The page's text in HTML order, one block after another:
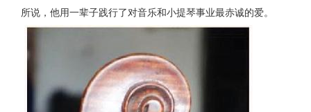
所说，他用一辈子践行了对音乐和小提琴事业最赤诚的爱。